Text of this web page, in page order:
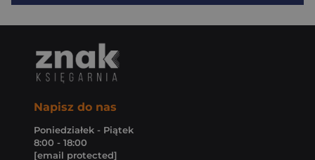
Napisz do nas
Poniedziałek - Piątek
8:00 - 18:00
[email protected]